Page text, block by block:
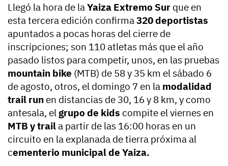
Llegó la hora de la Yaiza Extremo Sur que en
esta tercera edición confirma 320 deportistas
apuntados a pocas horas del cierre de
inscripciones; son 110 atletas más que el año
pasado listos para competir, unos, en las pruebas
mountain bike (MTB) de 58 y 35 km el sábado 6
de agosto, otros, el domingo 7 en la modalidad
trail run en distancias de 30, 16 y 8 km, y como
antesala, el grupo de kids compite el viernes en
MTB y traila partir de las 16:00 horas en un
circuito en la explanada de tierra próxima al
cementerio municipal de Yaiza.